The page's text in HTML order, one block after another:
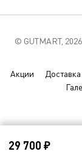
29 700 ₽
улучшить
© GUTMART,
Акции